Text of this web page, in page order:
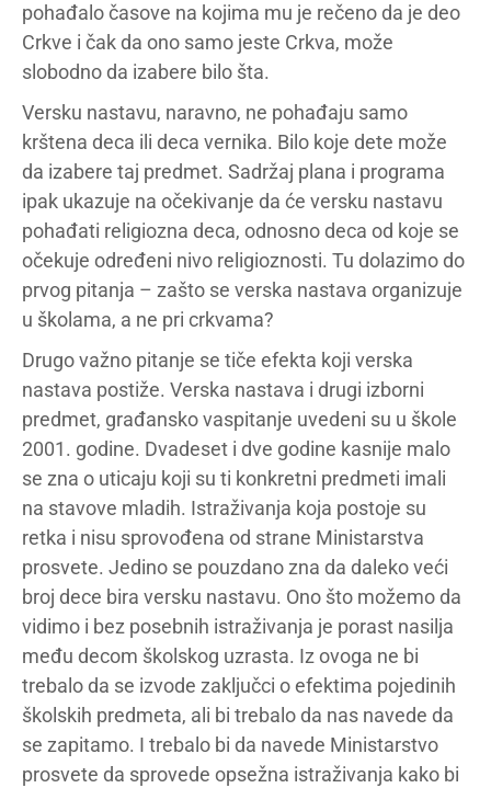
pohađalo časove na kojima mu je rečeno da je deo
Crkve i čak da ono samo jeste Crkva, može
slobodno da izabere bilo šta.
Versku nastavu, naravno, ne pohađaju samo
krštena deca ili deca vernika. Bilo koje dete može
da izabere taj predmet. Sadržaj plana i programa
ipak ukazuje na očekivanje da će versku nastavu
pohađati religiozna deca, odnosno deca od koje se
očekuje određeni nivo religioznosti. Tu dolazimo do
prvog pitanja – zašto se verska nastava organizuje
u školama, a ne pri crkvama?
Drugo važno pitanje se tiče efekta koji verska
nastava postiže. Verska nastava i drugi izborni
predmet, građansko vaspitanje uvedeni su u škole
2001. godine. Dvadeset i dve godine kasnije malo
se zna o uticaju koji su ti konkretni predmeti imali
na stavove mladih. Istraživanja koja postoje su
retka i nisu sprovođena od strane Ministarstva
prosvete. Jedino se pouzdano zna da daleko veći
broj dece bira versku nastavu. Ono što možemo da
vidimo i bez posebnih istraživanja je porast nasilja
među decom školskog uzrasta. Iz ovoga ne bi
trebalo da se izvode zaključci o efektima pojedinih
školskih predmeta, ali bi trebalo da nas navede da
se zapitamo. I trebalo bi da navede Ministarstvo
prosvete da sprovede opsežna istraživanja kako bi